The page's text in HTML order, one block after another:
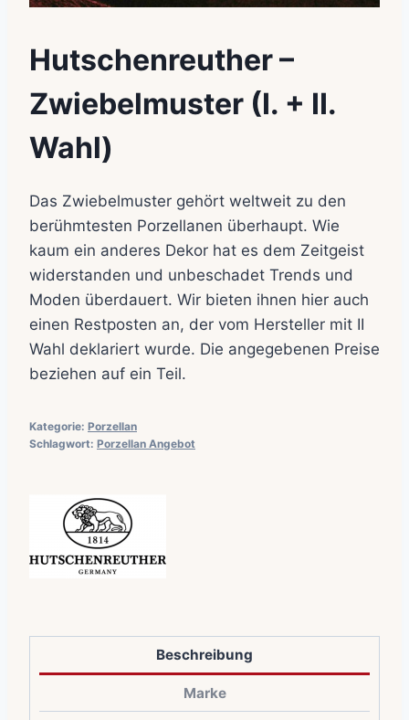
Hutschenreuther –
Zwiebelmuster (I. + II.
Wahl)
Das Zwiebelmuster gehört weltweit zu den
berühmtesten Porzellanen überhaupt. Wie
kaum ein anderes Dekor hat es dem Zeitgeist
widerstanden und unbeschadet Trends und
Moden überdauert. Wir bieten ihnen hier auch
einen Restposten an, der vom Hersteller mit II
Wahl deklariert wurde. Die angegebenen Preise
beziehen auf ein Teil.
Kategorie: Porzellan
Schlagwort: Porzellan Angebot
Beschreibung
Marke